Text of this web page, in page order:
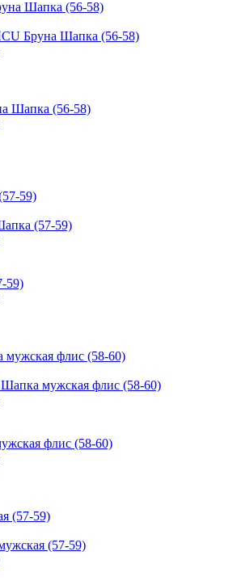
Бруна Шапка (56-58)
Шапка (56-58)
(57-59)
59)
мужская флис (58-60)
флис (58-60)
(57-59)